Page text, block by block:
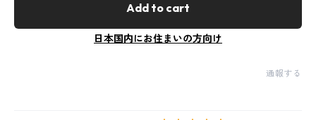
Add to cart
日本国内にお住まいの方向け
通報する